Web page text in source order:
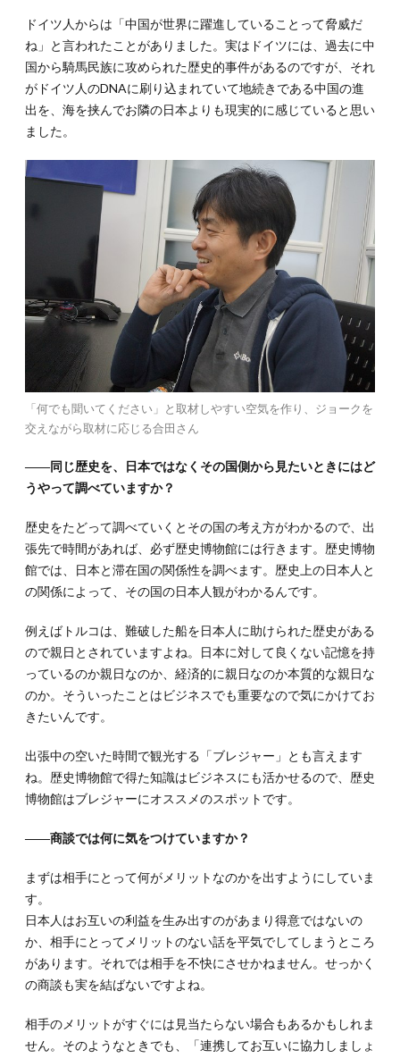
ドイツ人からは「中国が世界に躍進していることって脅威だ
ね」と言われたことがありました。実はドイツには、過去に中
国から騎馬民族に攻められた歴史的事件があるのですが、それ
がドイツ人のDNAに刷り込まれていて地続きである中国の進
出を、海を挟んでお隣の日本よりも現実的に感じていると思い
ました。
「何でも聞いてください」と取材しやすい空気を作り、ジョークを
交えながら取材に応じる合田さん
――同じ歴史を、日本ではなくその国側から見たいときにはど
うやって調べていますか？
歴史をたどって調べていくとその国の考え方がわかるので、出
張先で時間があれば、必ず歴史博物館には行きます。歴史博物
館では、日本と滞在国の関係性を調べます。歴史上の日本人と
の関係によって、その国の日本人観がわかるんです。
例えばトルコは、難破した船を日本人に助けられた歴史がある
ので親日とされていますよね。日本に対して良くない記憶を持
っているのか親日なのか、経済的に親日なのか本質的な親日な
のか。そういったことはビジネスでも重要なので気にかけてお
きたいんです。
出張中の空いた時間で観光する「ブレジャー」とも言えます
ね。歴史博物館で得た知識はビジネスにも活かせるので、歴史
博物館はブレジャーにオススメのスポットです。
――商談では何に気をつけていますか？
まずは相手にとって何がメリットなのかを出すようにしていま
す。
日本人はお互いの利益を生み出すのがあまり得意ではないの
か、相手にとってメリットのない話を平気でしてしまうところ
があります。それでは相手を不快にさせかねません。せっかく
の商談も実を結ばないですよね。
相手のメリットがすぐには見当たらない場合もあるかもしれま
せん。そのようなときでも、「連携してお互いに協力しましょ